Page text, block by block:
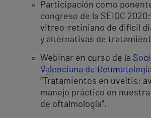
Participación como
congreso de la SEIOC
vitreo-retiniano de difícil
y alternativas de
Webinar en curso de la
Valenciana de Reumatología
“Tratamientos en uveítis:
manejo práctico en
de oftalmología”.